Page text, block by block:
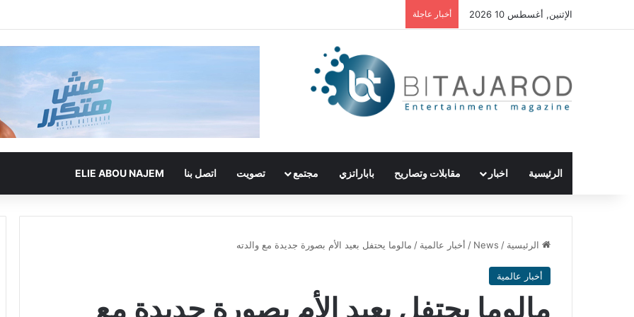
الإثنين, أغسطس 10 2026 أخبار عاجلة
الرئيسية اخبار مقابلات وتصاريح باباراتزي مجتمع تصويت اتصل بنا ELIE ABOU NAJEM
الرئيسية /
News
/ أخبار عالمية / مالوما يحتفل بعيد الأم بصورة جديدة مع والدته
أخبار عالمية
مالوما يحتفل بعيد الأم بصورة جديدة مع